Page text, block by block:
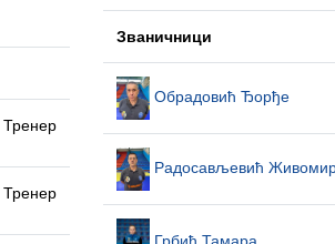
Тренер
Тренер
Званичници
Обрадовић Ђорђе
Радосављевић
Грбић Тамара